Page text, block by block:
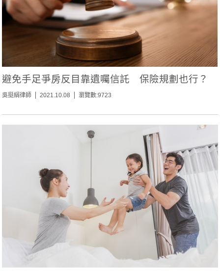
避免手足爭房反目靠遺囑信託 保險規劃也行？
吳挺絹律師 2021.10.08 瀏覽數:9723